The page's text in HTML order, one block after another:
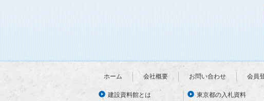
ホーム 会社概要 お問い合わせ 会員
建設資料館とは 東京都の入札資料